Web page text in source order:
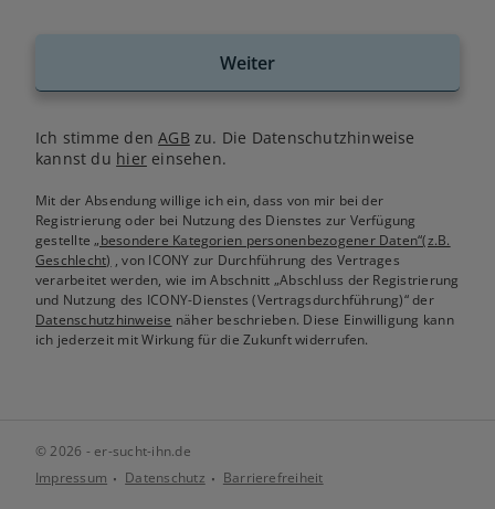
Weiter
Ich stimme denAGB zu. Die Datenschutzhinweise
kannst du hiereinsehen.
Mit der Absendung willige ich ein, dass von mir bei der
Registrierung oder bei Nutzung des Dienstes zur Verfügung
gestellte„besondere Kategorien personenbezogener Daten“(z.B.
Geschlecht) , von ICONY zur Durchführung des Vertrages
verarbeitet werden, wie im Abschnitt „Abschluss der Registrierung
und Nutzung des ICONY-Dienstes (Vertragsdurchführung)“ der
Datenschutzhinweise näher beschrieben. Diese Einwilligung kann
ich jederzeit mit Wirkung für die Zukunft widerrufen.
© 2026 - er-sucht-ihn.de
Impressum
Datenschutz Barrierefreiheit